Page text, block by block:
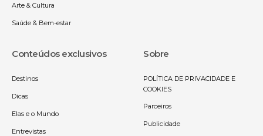
Arte & Cultura
Saúde & Bem-estar
Conteúdos exclusivos
Destinos
Dicas
Elas e o Mundo
Entrevistas
Sobre
POLÍTICA DE PRIVACIDADE E
COOKIES
Parceiros
Publicidade